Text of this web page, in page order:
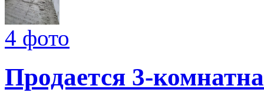
4 фото
Продается 3-